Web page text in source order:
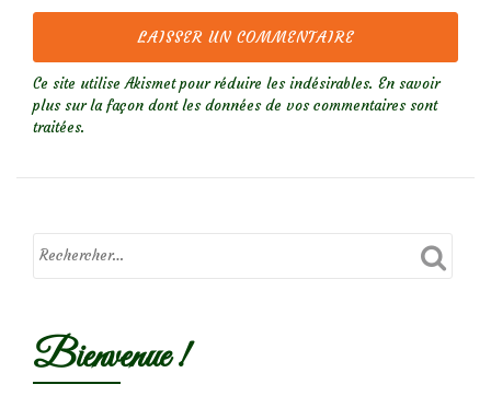
Ce site utilise Akismet pour réduire les indésirables. En savoir
plus sur la façon dont les données de vos commentaires sont
traitées.
Bienvenue !